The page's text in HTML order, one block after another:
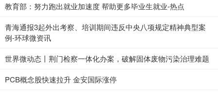
教育部：努力跑出就业加速度 帮助更多毕业生就业-热点
青海通报3起外出考察、培训期间违反中央八项规定精神典型案
例-环球微资讯
世界微动态丨荆门检察一体化办案，破解固体废物污染治理难题
PCB概念股快速拉升 金安国际涨停